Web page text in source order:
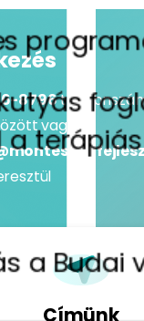
a
a Budai
8796
vagy a
Címünk